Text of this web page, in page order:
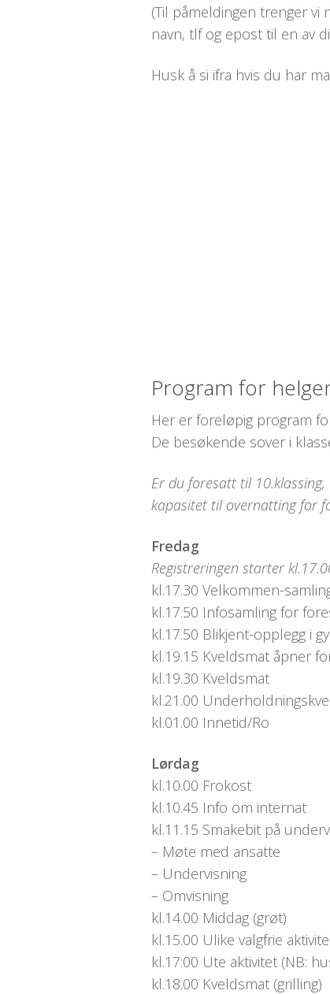
(Til påmeldingen trenger
navn, tlf og epost til en av
Husk å si ifra hvis du har
Program for
Her er foreløpig program
De besøkende sover i
Er du foresatt til
kapasitet til overnatting for
Fredag
Registreringen starter
kl.17.30 Velkommen-
kl.17.50 Infosamling for
kl.17.50 Blikjent-opplegg i
kl.19.15 Kveldsmat åpner
kl.19.30 Kveldsmat
kl.21.00
kl.01.00 Innetid/Ro
Lørdag
kl.10.00 Frokost
kl.10.45 Info om internat
kl.11.15 Smakebit på
– Møte med ansatte
– Undervisning
– Omvisning
kl.14.00 Middag (grøt)
kl.15.00 Ulike valgfrie
kl.17:00 Ute aktivitet (NB:
kl.18.00 Kveldsmat (grilling)